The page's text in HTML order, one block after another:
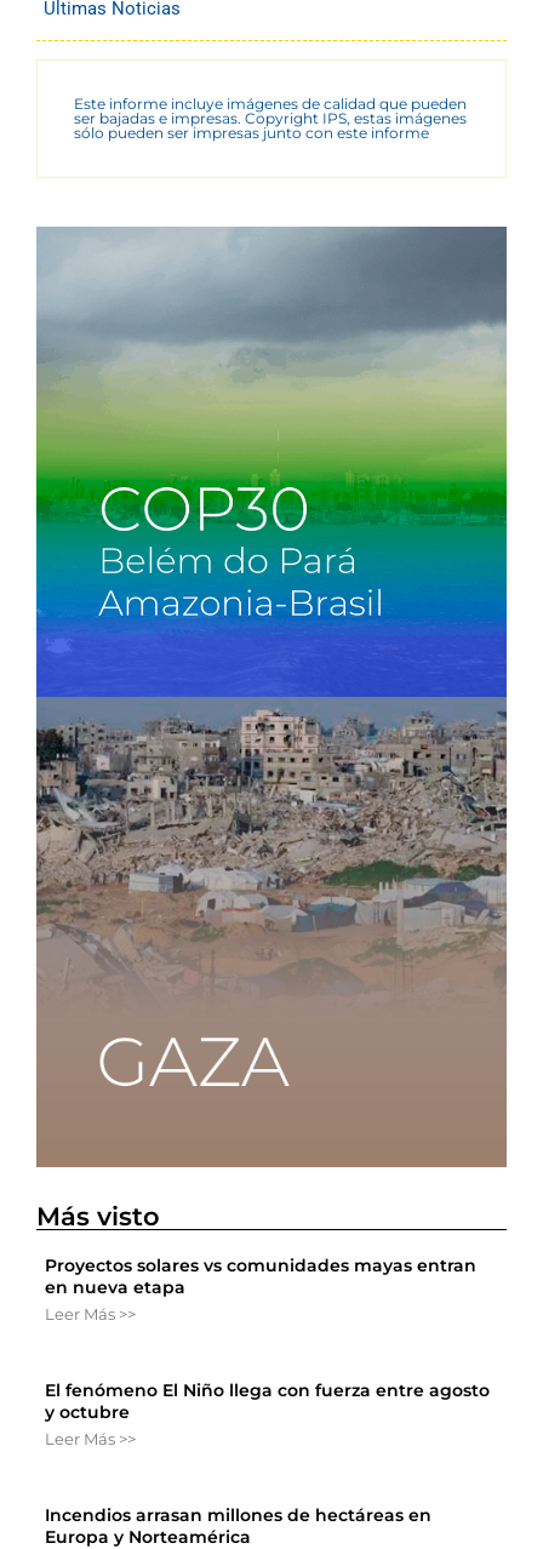
Últimas Noticias
Este informe incluye imágenes de calidad que pueden
ser bajadas e impresas. Copyright IPS, estas imágenes
sólo pueden ser impresas junto con este informe
Más visto
Proyectos solares vs comunidades mayas entran
en nueva etapa
Leer Más >>
El fenómeno El Niño llega con fuerza entre agosto
y octubre
Leer Más >>
Incendios arrasan millones de hectáreas en
Europa y Norteamérica